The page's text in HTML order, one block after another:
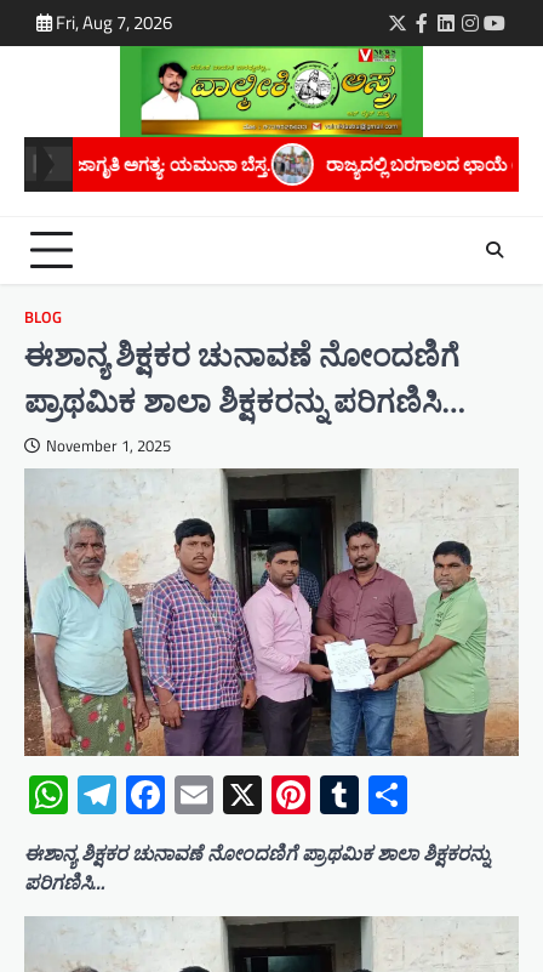
to
Fri, Aug 7, 2026 Twitter
Facebook
LinkedIn
ರಾಜ್ಯದಲ್ಲಿ ಬರಗಾಲದ ಛಾಯೆ ಆವರಿಸಿದೆ; ಸರ್ಕಾರ ತಕ್ಷಣ ಬರಗಾಲ
BLOG
ಈಶಾನ್ಯ ಶಿಕ್ಷಕರ ಚುನಾವಣೆ ನೋಂದಣಿಗೆ
ಪ್ರಾಥಮಿಕ ಶಾಲಾ ಶಿಕ್ಷಕರನ್ನು ಪರಿಗಣಿಸಿ…
November 1, 2025
WhatsApp
Telegram
Facebook
Email
X Pinterest
Tumblr
ಈಶಾನ್ಯ ಶಿಕ್ಷಕರ ಚುನಾವಣೆ ನೋಂದಣಿಗೆ ಪ್ರಾಥಮಿಕ ಶಾಲಾ ಶಿಕ್ಷಕರನ್ನು
ಪರಿಗಣಿಸಿ…